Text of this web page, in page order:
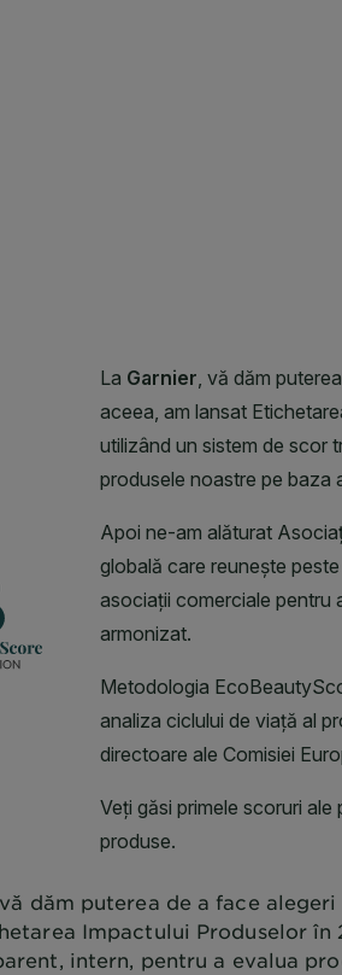
dăm puterea de a face
Impactului Produselor în
intern, pentru a evalua